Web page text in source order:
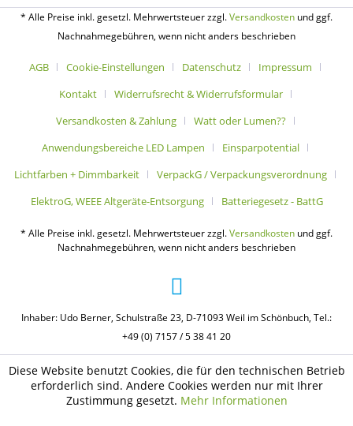
* Alle Preise inkl. gesetzl. Mehrwertsteuer zzgl.Versandkosten und ggf.
Nachnahmegebühren, wenn nicht anders beschrieben
AGB Cookie-Einstellungen Datenschutz
Impressum
Kontakt
Widerrufsrecht & Widerrufsformular
Versandkosten & Zahlung
Watt oder Lumen??
Anwendungsbereiche LED Lampen
Einsparpotential
Lichtfarben + Dimmbarkeit
VerpackG / Verpackungsverordnung
ElektroG, WEEE Altgeräte-Entsorgung
Batteriegesetz - BattG
* Alle Preise inkl. gesetzl. Mehrwertsteuer zzgl.Versandkosten und ggf.
Nachnahmegebühren, wenn nicht anders beschrieben
Inhaber: Udo Berner, Schulstraße 23, D-71093 Weil im Schönbuch, Tel.:
+49 (0) 7157 / 5 38 41 20
Diese Website benutzt Cookies, die für den technischen Betrieb
erforderlich sind. Andere Cookies werden nur mit Ihrer
Zustimmung gesetzt. Mehr Informationen